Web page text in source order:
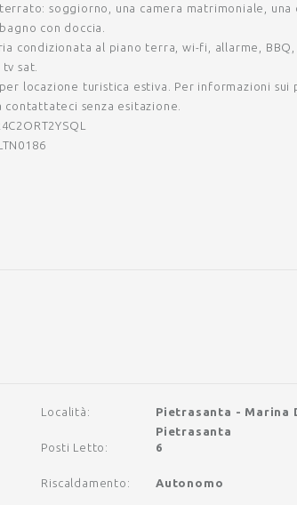
soggiorno, una camera matrimoniale, una
con doccia.
condizionata al piano terra, wi-fi, allarme,
sat.
locazione turistica estiva. Per informazioni sui
contattateci senza esitazione.
Località :
Pietrasanta - Marina
Pietrasanta
Posti Letto : 6
Riscaldamento : Autonomo